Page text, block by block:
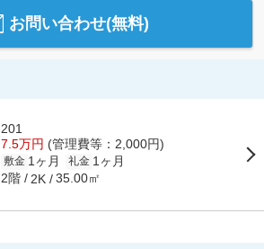
お問い合わせ(無料)
201
7.5万円 (管理費等：2,000円)
敷金 1ヶ月 礼金 1ヶ月
2階 2K 35.00㎡